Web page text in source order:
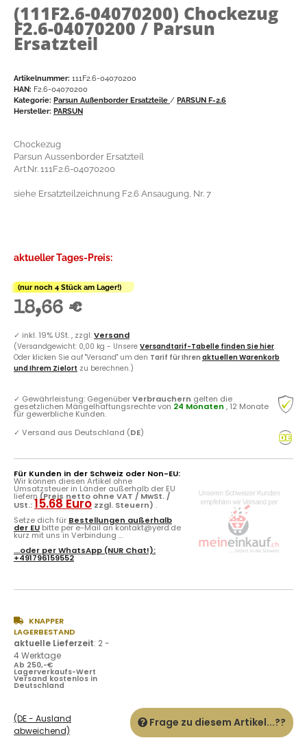
(111F2.6-04070200) Chockezug
F2.6-04070200 / Parsun
Ersatzteil
Artikelnummer: 111F2.6-04070200
HAN: F2.6-04070200
Kategorie: Parsun Außenborder Ersatzteile / PARSUN F-2.6
Hersteller: PARSUN
Chockezug
Parsun Aussenborder Ersatzteil
Art.Nr. 111F2.6-04070200
siehe Ersatzteilzeichnung F2.6 Ansaugung, Nr. 7
aktueller Tages-Preis:
(nur noch 4 Stück am Lager!)
18,66 €
✓ inkl. 19% USt. , zzgl.Versand
(Versandgewicht: 0,00 kg - Unsere Versandtarif-Tabelle finden Sie hier.
Oder klicken Sie auf "Versand" um den Tarif für Ihren aktuellen Warenkorb
und Ihrem Zielort zu berechnen.)
✓ Gewährleistung: GegenüberVerbrauchern gelten die
gesetzlichen Mängelhaftungsrechte von 24 Monaten , 12 Monate
für gewerbliche Kunden.
✓ Versand aus Deutschland (DE)
Für Kunden in der Schweiz oder Non-EU:
Wir können diesen Artikel ohne
Umsatzsteuer in Länder außerhalb der EU
liefern (Preis netto ohne VAT / MwSt. /
USt.:15.68 Euro zzgl. Steuern) .
Setze dich für Bestellungen außerhalb
der EU bitte per e-Mail an kontakt@yerd.de
kurz mit uns in Verbindung ...
...oder perWhatsApp (NUR Chat!):
+491796159552
KNAPPER
LAGERBESTAND
aktuelle Lieferzeit: 2 -
4 Werktage
Ab 250,-€
Lagerverkaufs-Wert
Versand kostenlos in
Deutschland
(DE - Ausland
abweichend)
Frage zu diesem Artikel...??